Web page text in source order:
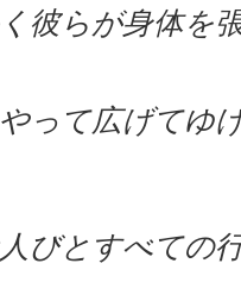
彼らが身体を
って広げてゆ
びとすべての